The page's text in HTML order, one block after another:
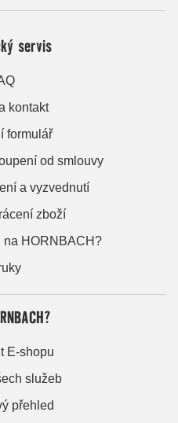
servis
kontakt
formulář
od smlouvy
a vyzvednutí
zboží
na HORNBACH?
E-shopu
služeb
přehled